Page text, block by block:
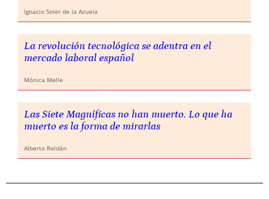
Ignacio Soler de la Azuela
La revolución tecnológica se adentra en el
mercado laboral español
Mónica Melle
Las Siete Magníficas no han muerto. Lo que ha
muerto es la forma de mirarlas
Alberto Roldán